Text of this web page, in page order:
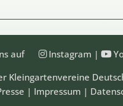
auf Instagram |
Kleingartenvereine
| Impressum |